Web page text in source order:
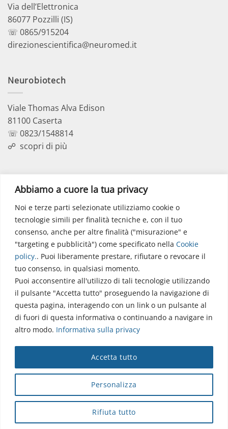
Abbiamo a cuore la tua privacy
Noi e terze parti selezionate utilizziamo cookie o
tecnologie simili per finalità tecniche e, con il tuo
consenso, anche per altre finalità ("misurazione" e
"targeting e pubblicità") come specificato nella Cookie
policy.. Puoi liberamente prestare, rifiutare o revocare il
tuo consenso, in qualsiasi momento.
Puoi acconsentire all'utilizzo di tali tecnologie utilizzando
il pulsante "Accetta tutto" proseguendo la navigazione di
questa pagina, interagendo con un link o un pulsante al
di fuori di questa informativa o continuando a navigare in
altro modo. Informativa sulla privacy
Personalizza
Rifiuta tutto
Accetta tutto
Via dell’Elettronica
86077 Pozzilli (IS)
☏ 0865/915204
direzionescientifica@neuromed.it
Neurobiotech
Viale Thomas Alva Edison
81100 Caserta
☏ 0823/1548814
☍ scopri di più
Via dell’Elettronica
86077 Pozzilli (IS)
☏ 0865/915407
segreteriapolodidattico@neuromed.it
Copyright © 2026 Istituto Neurologico Mediterraneo
Neuromed S.p.A.
Webmail |Privacy Policy|Privacy|Disclaimer|Accessibilità
Contatti|Credits
Cap. Soc. € 4.040.000 i.v. - Numero REA IS - 18112 - P.IVA/Cod.
Fiscale 00068310945 - neuromed@pec.it